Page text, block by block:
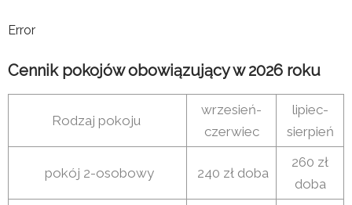
Error
Cennik pokojów obowiązujący w 2026 roku
Rodzaj pokoju
wrzesień-
czerwiec
lipiec-
sierpień
pokój 2-osobowy 240 zł doba
260 zł
doba